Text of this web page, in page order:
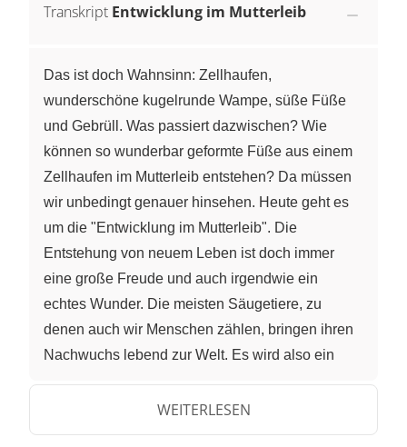
Transkript Entwicklung im Mutterleib
Das ist doch Wahnsinn: Zellhaufen,
wunderschöne kugelrunde Wampe, süße Füße
und Gebrüll. Was passiert dazwischen? Wie
können so wunderbar geformte Füße aus einem
Zellhaufen im Mutterleib entstehen? Da müssen
wir unbedingt genauer hinsehen. Heute geht es
um die "Entwicklung im Mutterleib". Die
Entstehung von neuem Leben ist doch immer
eine große Freude und auch irgendwie ein
echtes Wunder. Die meisten Säugetiere, zu
denen auch wir Menschen zählen, bringen ihren
Nachwuchs lebend zur Welt. Es wird also ein
sich tatsächlich im Mutterleib aus einem
Zellhaufen entwickelt hat. Das schauen wir uns
WEITERLESEN